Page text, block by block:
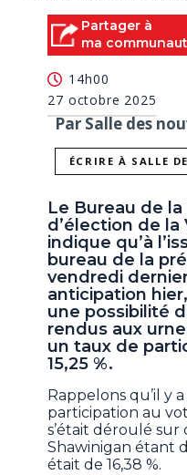
Partager à
ma
14h00
27 octobre 2025
Par Salle des
ÉCRIRE À SALLE
Le Bureau de
d’élection de la
indique qu’à
bureau de la
vendredi
anticipation
une possibilité
rendus aux
un taux de
15,25 %.
Rappelons qu’il y
participation au
s’était déroulé sur
Shawinigan étant
était de 16,38 %.